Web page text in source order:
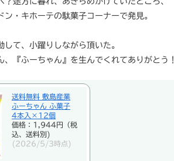
ン・キホーテの駄菓子コーナーで発見。
して、小躍りしながら頂いた。
、『ふーちゃん 』 を生んでくれてありがとう！
送料無料 敷島産業
ふーちゃん ふ菓子
4本入×12個
価格：1,944円（税
込、送料別)
(2026/5/3時点)